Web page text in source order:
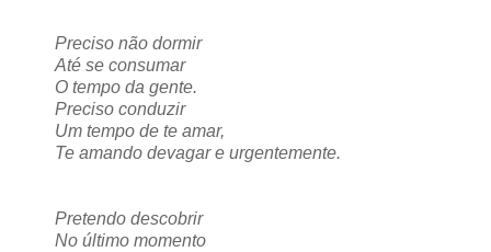
Preciso não dormir
Até se consumar
O tempo da gente.
Preciso conduzir
Um tempo de te amar,
Te amando devagar e urgentemente.
Pretendo descobrir
No último momento